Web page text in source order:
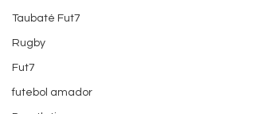
Taubaté Fut7
Rugby
Fut7
futebol amador